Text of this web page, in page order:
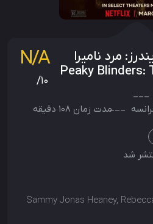
مرد نامیرا
Peaky Blinders:
N/A
/10
مدت زمان 108 دقیقه
شد
Sammy Jonas Heaney,